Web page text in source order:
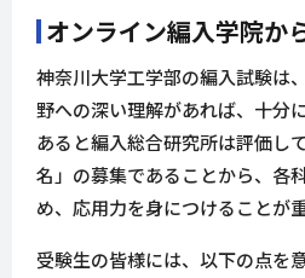
オンライン編入学院か
神奈川大学工学部の編入試験は
野への深い理解があれば、十分
あると編入総合研究所は評価し
名」の募集であることから、各
め、応用力を身につけることが重
受験生の皆様には、以下の点を